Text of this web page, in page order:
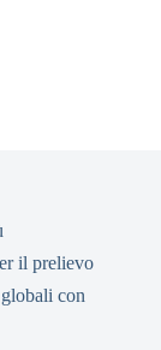
il prelievo
con